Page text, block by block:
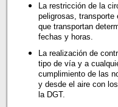
La restricción de la
peligrosas, transporte
que transportan
fechas y horas.
La realización de
tipo de vía y a
cumplimiento de las
y desde el aire con
la DGT.